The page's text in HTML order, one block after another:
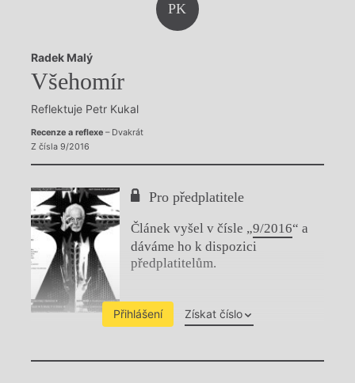
Rozhovory
Dokument
Výroční ceny
PK
Radek Malý
Všehomír
Reflektuje Petr Kukal
Recenze a reflexe– Dvakrát
Z čísla 9/2016
Pro předplatitele
Článek vyšel v čísle „9/2016“ a
dáváme ho k dispozici
předplatitelům.
Přihlášení Získat číslo
Chviličku.